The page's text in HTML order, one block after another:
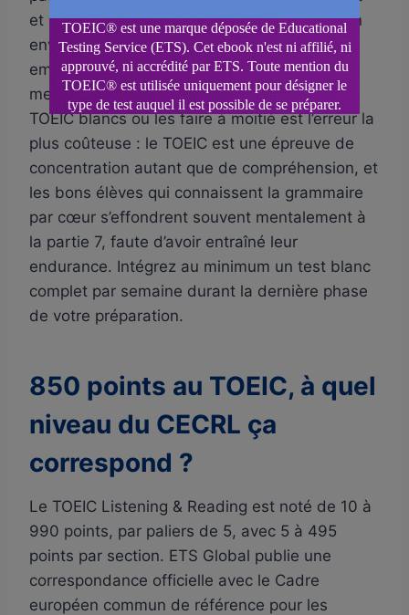
et votre productivité chute. Travailler dans un
environnement bruyant ou instable vous
empêchera aussi de reproduire l’intensité
mentale exigée par le test. Enfin, sauter les
TOEIC blancs ou les faire à moitié est l’erreur la
plus coûteuse : le TOEIC est une épreuve de
concentration autant que de compréhension, et
les bons élèves qui connaissent la grammaire
par cœur s’effondrent souvent mentalement à
la partie 7, faute d’avoir entraîné leur
endurance. Intégrez au minimum un test blanc
complet par semaine durant la dernière phase
de votre préparation.
850 points au TOEIC, à quel
niveau du CECRL ça
correspond ?
Le TOEIC Listening & Reading est noté de 10 à
990 points, par paliers de 5, avec 5 à 495
points par section. ETS Global publie une
correspondance officielle avec le Cadre
européen commun de référence pour les